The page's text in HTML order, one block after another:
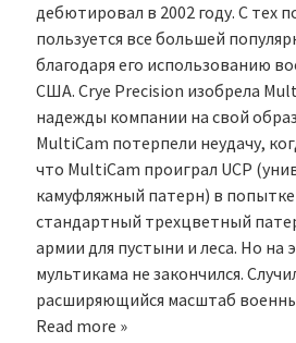
дебютировал в 2002 году. С тех
пользуется все большей
благодаря его использованию
США. Crye Precision изобрела
надежды компании на свой
MultiCam потерпели неудачу,
что MultiCam проиграл UCP
камуфляжный патерн) в
стандартный трехцветный
армии для пустыни и леса. Но на
мультикама не закончился.
расширяющийся масштаб
Read more »